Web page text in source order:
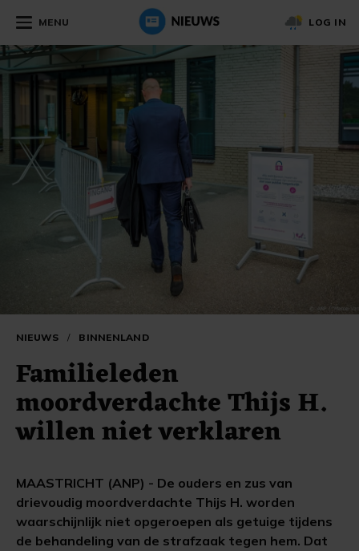
MENU LOG IN
NIEUWS / BINNENLAND
Familieleden
moordverdachte Thijs H.
willen niet verklaren
MAASTRICHT (ANP) - De ouders en zus van
drievoudig moordverdachte Thijs H. worden
waarschijnlijk niet opgeroepen als getuige tijdens
de behandeling van de strafzaak tegen hem. Dat